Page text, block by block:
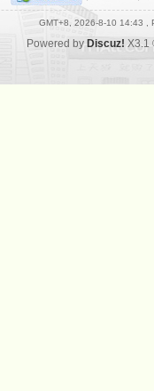
GMT+8, 2026-8-10 14:43 ,
Powered by Discuz! X3.1